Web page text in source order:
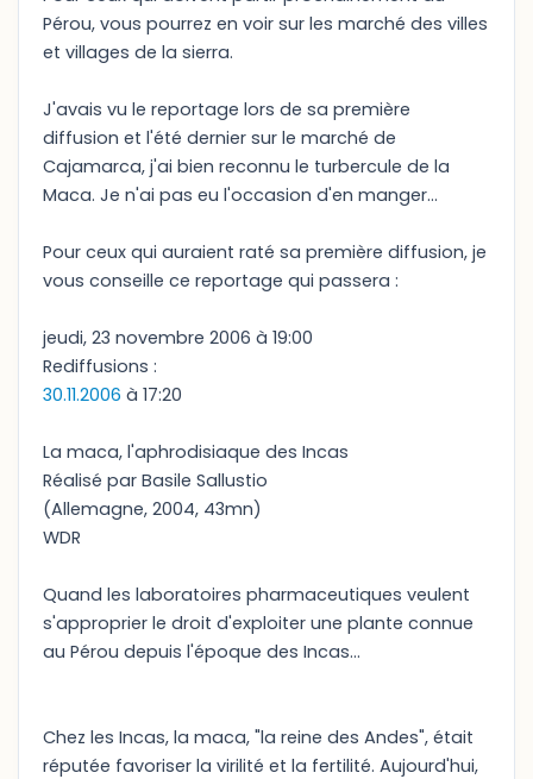
Pérou, vous pourrez en voir sur les marché des villes
et villages de la sierra.
J'avais vu le reportage lors de sa première
diffusion et l'été dernier sur le marché de
Cajamarca, j'ai bien reconnu le turbercule de la
Maca. Je n'ai pas eu l'occasion d'en manger...
Pour ceux qui auraient raté sa première diffusion, je
vous conseille ce reportage qui passera :
jeudi, 23 novembre 2006 à 19:00
Rediffusions :
30.11.2006 à 17:20
La maca, l'aphrodisiaque des Incas
Réalisé par Basile Sallustio
(Allemagne, 2004, 43mn)
WDR
Quand les laboratoires pharmaceutiques veulent
s'approprier le droit d'exploiter une plante connue
au Pérou depuis l'époque des Incas...
Chez les Incas, la maca, "la reine des Andes", était
réputée favoriser la virilité et la fertilité. Aujourd'hui,